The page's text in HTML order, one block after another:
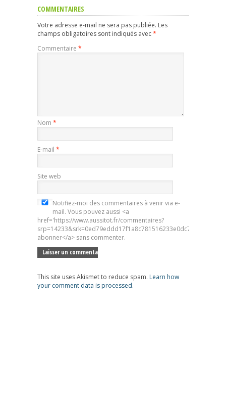
COMMENTAIRES
Votre adresse e-mail ne sera pas publiée. Les
champs obligatoires sont indiqués avec*
Commentaire *
Nom *
E-mail *
Site web
Notifiez-moi des commentaires à venir via e-
mail. Vous pouvez aussi <a
href='https://www.aussitot.fr/commentaires?
abonner</a> sans commenter.
This site uses Akismet to reduce spam. Learn how
your comment data is processed.